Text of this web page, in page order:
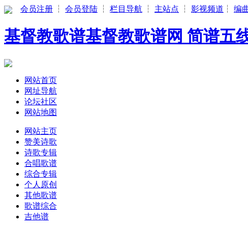
会员注册 ┆ 会员登陆 ┆ 栏目导航 ┆ 主站点 ┆ 影视频道 ┆ 编
基督教歌谱基督教歌谱网 简谱五
网站首页
网址导航
论坛社区
网站地图
网站主页
赞美诗歌
诗歌专辑
合唱歌谱
综合专辑
个人原创
其他歌谱
歌谱综合
吉他谱